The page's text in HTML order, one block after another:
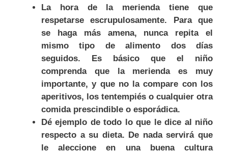
La hora de la merienda tiene que
respetarse escrupulosamente. Para que
se haga más amena, nunca repita el
mismo tipo de alimento dos días
seguidos. Es básico que el niño
comprenda que la merienda es muy
importante, y que no la compare con los
aperitivos, los tentempiés o cualquier otra
comida prescindible o esporádica.
Dé ejemplo de todo lo que le dice al niño
respecto a su dieta. De nada servirá que
le aleccione en una buena cultura